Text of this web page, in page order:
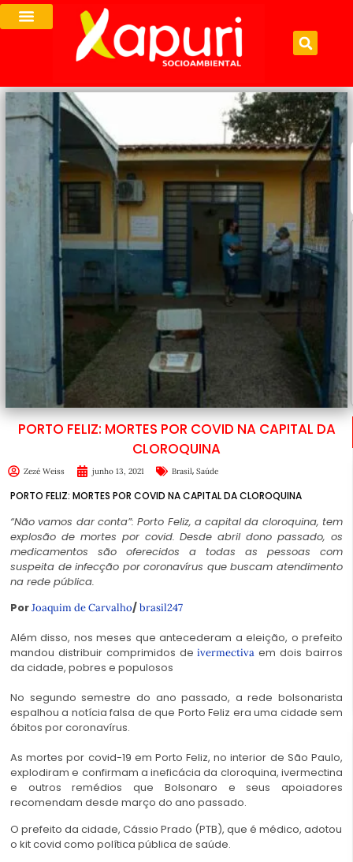
PORTO FELIZ: MORTES POR COVID NA CAPITAL DA
CLOROQUINA
Zezé Weiss junho 13, 2021 Brasil, Saúde
PORTO FELIZ: MORTES POR COVID NA CAPITAL DA CLOROQUINA
“Não vamos dar conta”: Porto Feliz, a capital da cloroquina, tem
explosão de mortes por covid. Desde abril dono passado, os
medicamentos são oferecidos a todas as pessoas com
suspeita de infecção por coronavírus que buscam atendimento
na rede pública.
PorJoaquim de Carvalho/brasil247
Além disso, nos meses que antecederam a eleição, o prefeito
mandou distribuir comprimidos deivermectiva em dois bairros
da cidade, pobres e populosos
No segundo semestre do ano passado, a rede bolsonarista
espalhou a notícia falsa de que Porto Feliz era uma cidade sem
óbitos por coronavírus.
As mortes por covid-19 em Porto Feliz, no interior de São Paulo,
explodiram e confirmam a ineficácia da cloroquina, ivermectina
e outros remédios que Bolsonaro e seus apoiadores
recomendam desde março do ano passado.
O prefeito da cidade, Cássio Prado (PTB), que é médico, adotou
o kit covid como política pública de saúde.